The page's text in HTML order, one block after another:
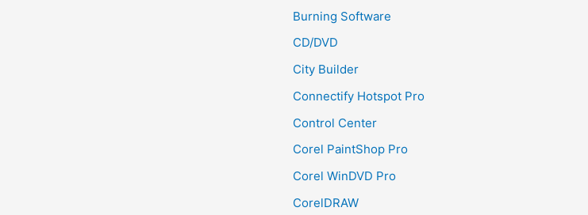
Burning Software
CD/DVD
City Builder
Connectify Hotspot Pro
Control Center
Corel PaintShop Pro
Corel WinDVD Pro
CorelDRAW